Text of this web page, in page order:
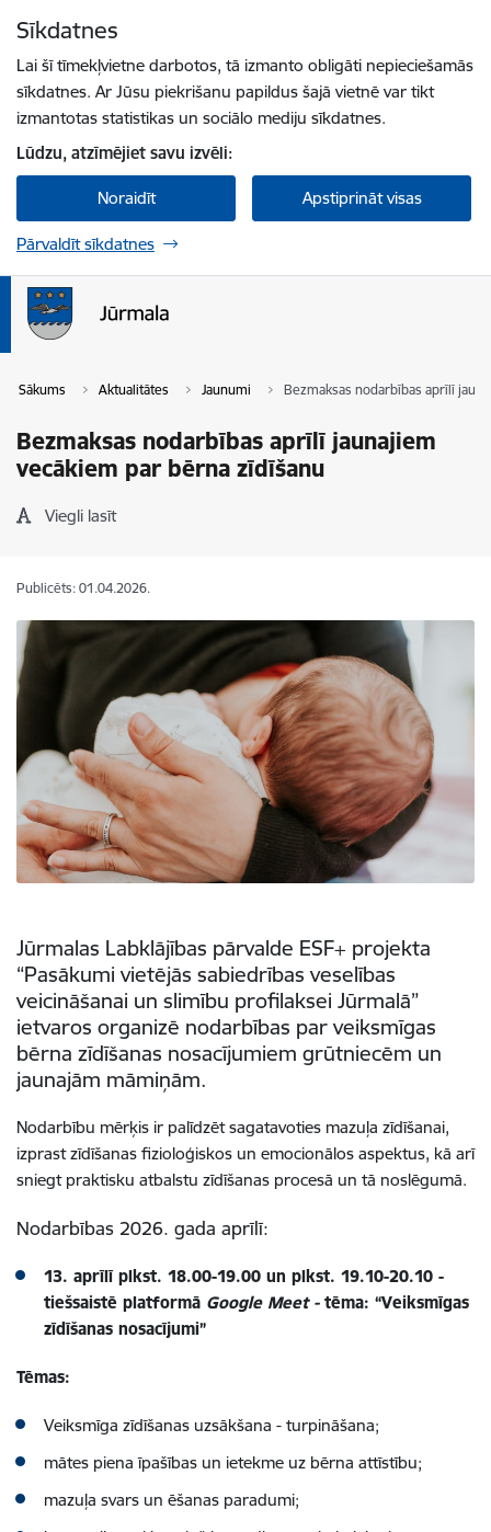
Sīkdatnes
Lai šī tīmekļvietne darbotos, tā izmanto obligāti nepieciešamās
sīkdatnes. Ar Jūsu piekrišanu papildus šajā vietnē var tikt
izmantotas statistikas un sociālo mediju sīkdatnes.
Lūdzu, atzīmējiet savu izvēli:
Noraidīt Apstiprināt visas
Pārvaldīt sīkdatnes
Sākums Aktualitātes Jaunumi Bezmaksas nodarbības aprīlī
Bezmaksas nodarbības aprīlī jaunajiem
vecākiem par bērna zīdīšanu
Viegli lasīt
Publicēts: 01.04.2026.
Jūrmalas Labklājības pārvalde ESF+ projekta
“Pasākumi vietējās sabiedrības veselības
veicināšanai un slimību profilaksei Jūrmalā”
ietvaros organizē nodarbības par veiksmīgas
bērna zīdīšanas nosacījumiem grūtniecēm un
jaunajām māmiņām.
Nodarbību mērķis ir palīdzēt sagatavoties mazuļa zīdīšanai,
izprast zīdīšanas fizioloģiskos un emocionālos aspektus, kā arī
sniegt praktisku atbalstu zīdīšanas procesā un tā noslēgumā.
Nodarbības 2026. gada aprīlī:
13. aprīlī plkst. 18.00-19.00 un plkst. 19.10-20.10 -
tiešsaistē platformā Google Meet - tēma: “Veiksmīgas
zīdīšanas nosacījumi”
Tēmas:
Veiksmīga zīdīšanas uzsākšana - turpināšana;
mātes piena īpašības un ietekme uz bērna attīstību;
mazuļa svars un ēšanas paradumi;